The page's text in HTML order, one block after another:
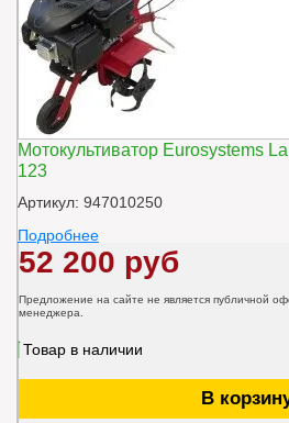
Мотокультиватор Eurosystems
123
Артикул: 947010250
Подробнее
52 200 руб
Предложение на сайте не является публичной
менеджера.
Товар в наличии
В